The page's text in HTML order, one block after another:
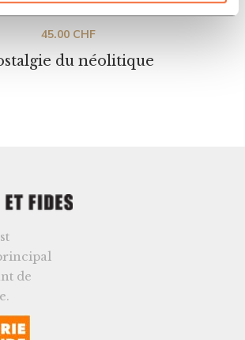
du néolitique
Religions
45.00 CHF
de